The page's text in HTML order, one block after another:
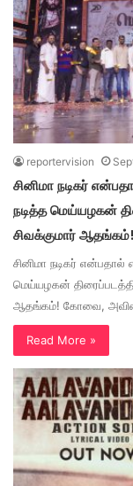
reportervision
சினிமா நடிகர்
நடித்த மெய்யழகன்
சிவக்குமார் ஆதங்கம்!
சினிமா நடிகர்
மெய்யழகன்
ஆதங்கம்! கோவை,
Read More »